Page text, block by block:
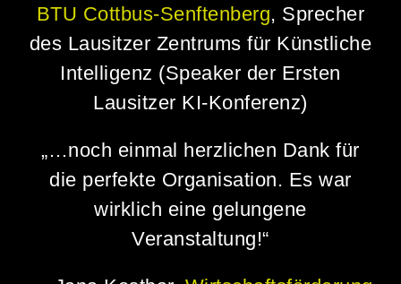
BTU Cottbus-Senftenberg, Sprecher
des Lausitzer Zentrums für Künstliche
Intelligenz (Speaker der Ersten
Lausitzer KI-Konferenz)
„…noch einmal herzlichen Dank für
die perfekte Organisation. Es war
wirklich eine gelungene
Veranstaltung!“